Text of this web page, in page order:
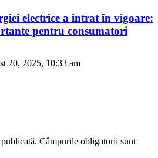
electrice a intrat în vigoare:
pentru consumatori
20, 2025, 10:33 am
Câmpurile obligatorii sunt